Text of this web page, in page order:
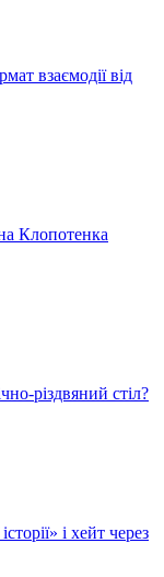
взаємодії від
Клопотенка
різдвяний стіл?
і хейт через